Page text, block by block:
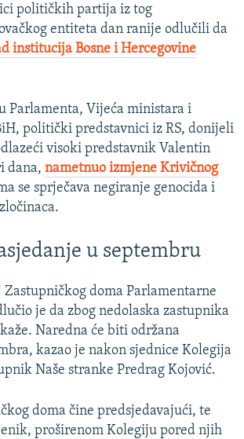
U BIH
JUGOSLAVIJE
političkih partija iz tog
entiteta dan ranije odlučili da
institucija Bosne i Hercegovine
Parlamenta, Vijeća ministara i
politički predstavnici iz RS, donijeli
visoki predstavnik Valentin
dana, nametnuo izmjene Krivičnog
se sprječava negiranje genocida i
u septembru
doma Parlamentarne
je da zbog nedolaska zastupnika
Naredna će biti održana
kazao je nakon sjednice Kolegija
Naše stranke Predrag Kojović.
doma čine predsjedavajući, te
proširenom Kolegiju pored njih